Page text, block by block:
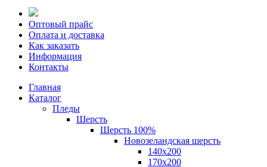
Оптовый прайс
Оплата и доставка
Как заказать
Информация
Контакты
Главная
Каталог
Пледы
Шерсть
Шерсть 100%
Новозеландская шерсть
140х200
170x200